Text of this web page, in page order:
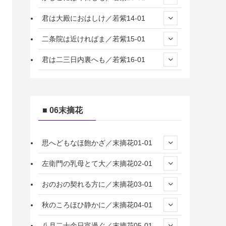
君は大殿におはしけ／若紫14-01
二条院は近ければま／若紫15-01
君は二三日内裏へも／若紫16-01
■ 06末摘花
思へどもなほ飽かざ／末摘花01-01
左衛門の乳母とて大／末摘花02-01
おのおの契れる方に／末摘花03-01
秋のころほひ静かに／末摘花04-01